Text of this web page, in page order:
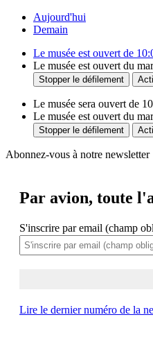
Aujourd'hui
Demain
Le musée est ouvert de
Le musée est ouvert du
Stopper le défilement
Le musée sera ouvert de
Le musée est ouvert du
Stopper le défilement
Abonnez-vous à notre newsletter
Par avion, toute
S'inscrire par email (champ
Lire le dernier numéro de la